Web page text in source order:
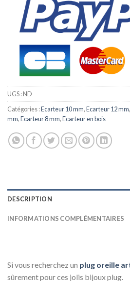
UGS :ND
Catégories :Ecarteur 10 mm,Ecarteur 12 mm,
mm,Ecarteur 8 mm,Ecarteur en bois
DESCRIPTION
INFORMATIONS COMPLÉMENTAIRES
Si vous recherchez un plug oreille
sûrement pour ces jolis bijoux plug.